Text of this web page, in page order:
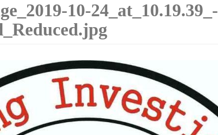
10-24_at_10.19.39_-